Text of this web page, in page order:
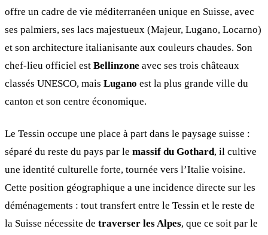
offre un cadre de vie méditerranéen unique en Suisse, avec
ses palmiers, ses lacs majestueux (Majeur, Lugano, Locarno)
et son architecture italianisante aux couleurs chaudes. Son
chef-lieu officiel est Bellinzone avec ses trois châteaux
classés UNESCO, mais Lugano est la plus grande ville du
canton et son centre économique.
Le Tessin occupe une place à part dans le paysage suisse :
séparé du reste du pays par le massif du Gothard, il cultive
une identité culturelle forte, tournée vers l’Italie voisine.
Cette position géographique a une incidence directe sur les
déménagements : tout transfert entre le Tessin et le reste de
la Suisse nécessite de traverser les Alpes, que ce soit par le